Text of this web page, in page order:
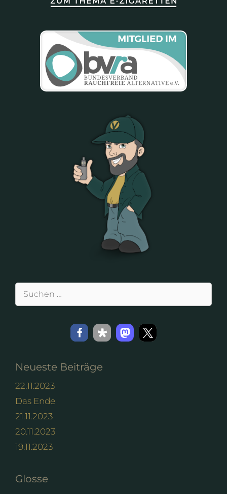
Suchen
Neueste Beiträge
22.11.2023
Das Ende
21.11.2023
20.11.2023
19.11.2023
Glosse